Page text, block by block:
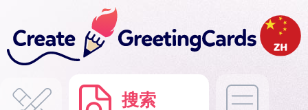
搜索